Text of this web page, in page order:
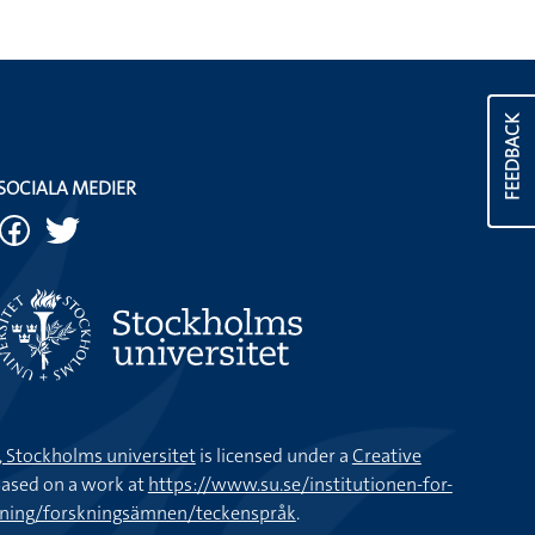
FEEDBACK
MEDIER
universitetis licensed under aCreative
on a work athttps://www.su.se/institutionen-for-
forskningsämnen/teckenspråk.